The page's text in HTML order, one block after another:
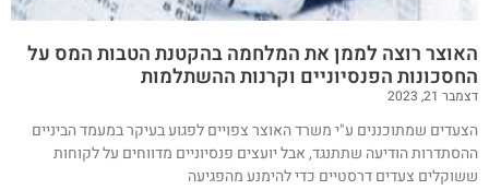
האוצר רוצה לממן את המלחמה בהקטנת הטבות המס על
החסכונות הפנסיוניים וקרנות ההשתלמות
דצמבר 21, 2023
הצעדים שמתוכננים ע"י משרד האוצר צפויים לפגוע בעיקר במעמד הביניים
ההסתדרות הודיעה שתתנגד, אבל יועצים פנסיוניים מדווחים על לקוחות
ששוקלים צעדים דרסטיים כדי להימנע מהפגיעה